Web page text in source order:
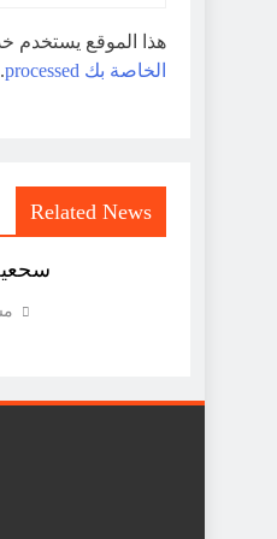
هذا الموقع يستخدم
الخاصة بك processed
.
Related News